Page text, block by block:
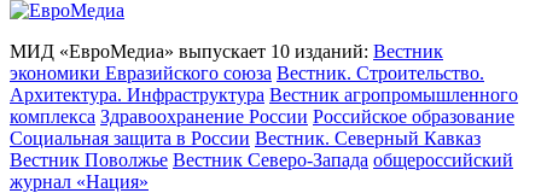
МИД «ЕвроМедиа» выпускает 10 изданий: Вестник
экономики Евразийского союза Вестник. Строительство.
Архитектура. Инфраструктура Вестник агропромышленного
комплекса Здравоохранение России Российское образование
Социальная защита в России Вестник. Северный Кавказ
Вестник Поволжье Вестник Северо-Запада общероссийский
журнал «Нация»